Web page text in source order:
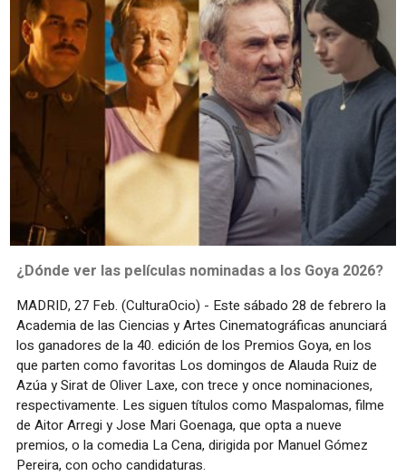
¿Dónde ver las películas nominadas a los Goya 2026?
MADRID, 27 Feb. (CulturaOcio) - Este sábado 28 de febrero la
Academia de las Ciencias y Artes Cinematográficas anunciará
los ganadores de la 40. edición de los Premios Goya, en los
que parten como favoritas Los domingos de Alauda Ruiz de
Azúa y Sirat de Oliver Laxe, con trece y once nominaciones,
respectivamente. Les siguen títulos como Maspalomas, filme
de Aitor Arregi y Jose Mari Goenaga, que opta a nueve
premios, o la comedia La Cena, dirigida por Manuel Gómez
Pereira, con ocho candidaturas.